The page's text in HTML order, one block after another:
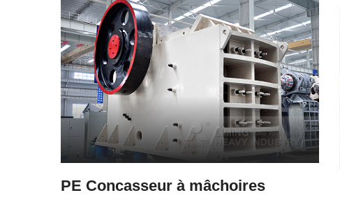
PE Concasseur à mâchoires